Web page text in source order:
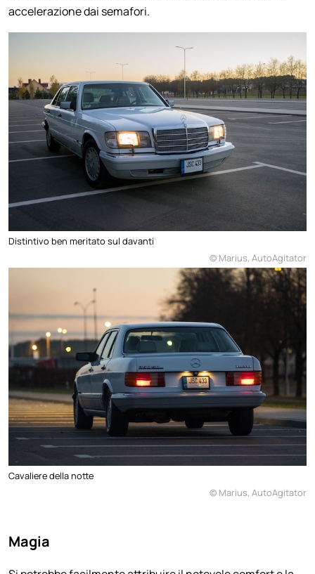
accelerazione dai semafori.
Distintivo ben meritato sul davanti
© Marius, AutoAgitator
Cavaliere della notte
© Marius, AutoAgitator
Magia